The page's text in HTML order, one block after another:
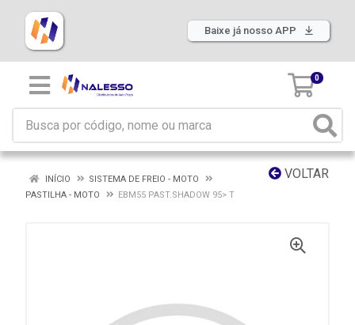
Baixe já nosso APP
0
VOLTAR
INÍCIO
SISTEMA DE FREIO - MOTO
PASTILHA - MOTO
EBM55 PAST.SHADOW 95> T